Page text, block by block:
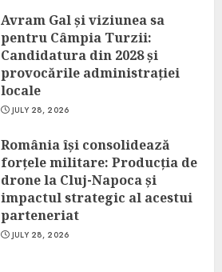
Avram Gal și viziunea sa
pentru Câmpia Turzii:
Candidatura din 2028 și
provocările administrației
locale
JULY 28, 2026
România își consolidează
forțele militare: Producția de
drone la Cluj-Napoca și
impactul strategic al acestui
parteneriat
JULY 28, 2026